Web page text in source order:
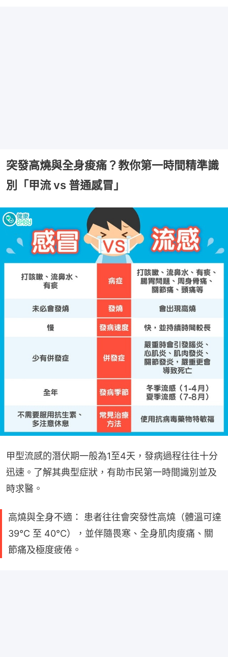
突發高燒與全身痠痛？教你第一時間精準識
別「甲流 vs 普通感冒」
甲型流感的潛伏期一般為1至4天，發病過程往往十分
迅速。了解其典型症狀，有助市民第一時間識別並及
時求醫。
高燒與全身不適： 患者往往會突發性高燒（體溫可達
39°C 至 40°C），並伴隨畏寒、全身肌肉痠痛、關
節痛及極度疲倦。